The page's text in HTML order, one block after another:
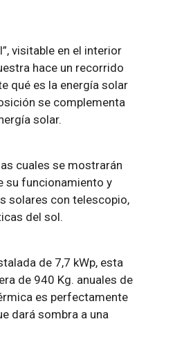
visitable en el interior
hace un recorrido
qué es la energía solar
se complementa
solar.
cuales se mostrarán
su funcionamiento y
solares con telescopio,
del sol.
de 7,7 kWp, esta
de 940 Kg. anuales de
es perfectamente
dará sombra a una